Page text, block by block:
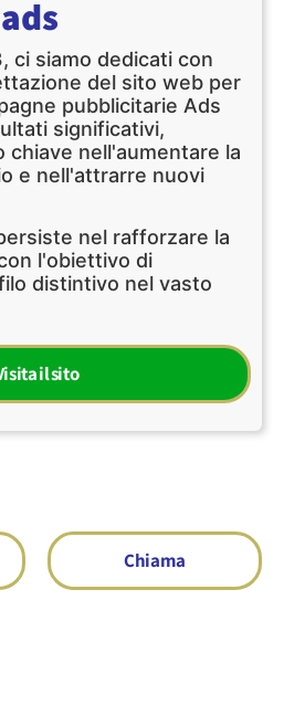
ci siamo dedicati con
del sito web per
pubblicitarie Ads
significativi,
chiave nell'aumentare la
e nell'attrarre nuovi
nel rafforzare la
l'obiettivo di
distintivo nel vasto
il sito
Chiama